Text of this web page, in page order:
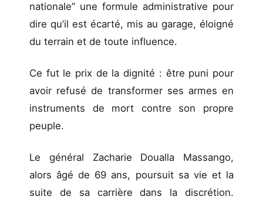
nationale” une formule administrative pour
dire qu’il est écarté, mis au garage, éloigné
du terrain et de toute influence.
Ce fut le prix de la dignité : être puni pour
avoir refusé de transformer ses armes en
instruments de mort contre son propre
peuple.
Le général Zacharie Doualla Massango,
alors âgé de 69 ans, poursuit sa vie et la
suite de sa carrière dans la discrétion.